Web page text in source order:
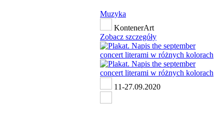
Muzyka
KontenerArt
Zobacz szczegóły
11-27.09.2020